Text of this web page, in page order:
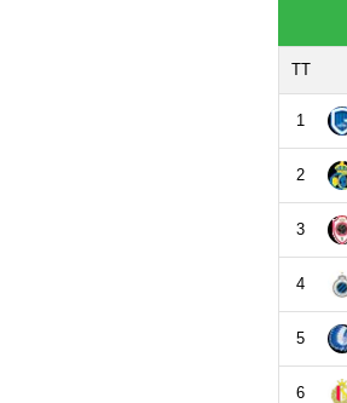
TT
1
2
3
4
5
6